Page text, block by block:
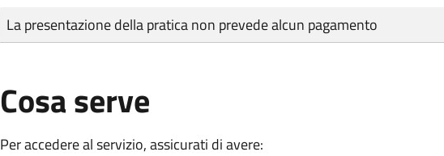
Tipo di pagamento
Importo
La presentazione della pratica non prevede alcun pagamento
Cosa serve
Per accedere al servizio, assicurati di avere: